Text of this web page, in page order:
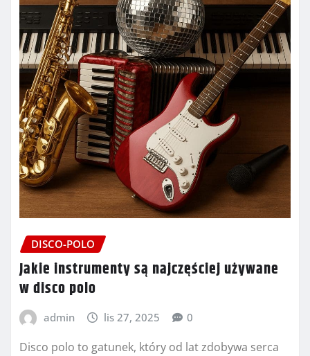
DISCO-POLO
Jakie instrumenty są najczęściej używane
w disco polo
admin lis 27, 2025 0
Disco polo to gatunek, który od lat zdobywa serca